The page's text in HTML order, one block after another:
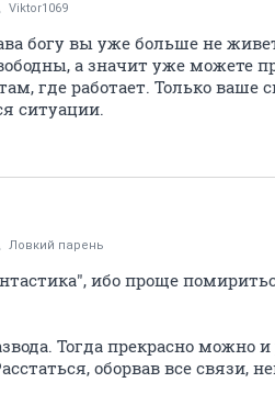
Viktor1069
богу вы уже больше не
а значит уже можете
где работает. Только
ситуации.
Ловкий парень
ибо проще
Тогда прекрасно можно
оборвав все связи,